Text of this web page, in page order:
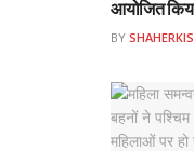
आयोजित
BY